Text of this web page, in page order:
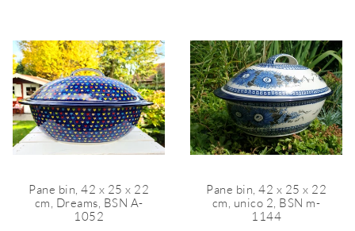
Pane bin, 42 x 25 x 22
cm, Dreams, BSN A-
1052
Pane bin, 42 x 25 x 22
cm, unico 2, BSN m-
1144